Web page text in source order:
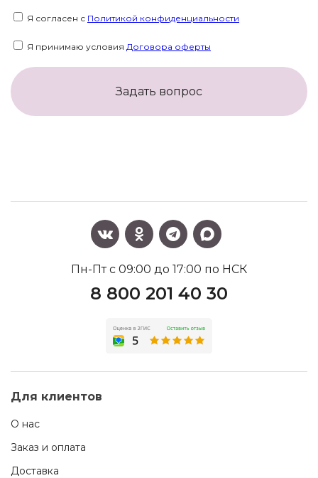
Я согласен с Политикой конфиденциальности
Я принимаю условия Договора оферты
Задать вопрос
Пн-Пт с 09:00 до 17:00 по НСК
8 800 201 40 30
Для клиентов
О нас
Заказ и оплата
Доставка